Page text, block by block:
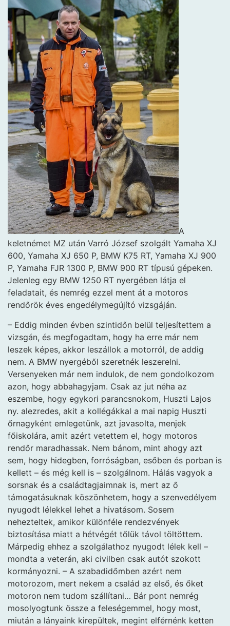
A
keletnémet MZ után Varró József szolgált Yamaha XJ
600, Yamaha XJ 650 P, BMW K75 RT, Yamaha XJ 900
P, Yamaha FJR 1300 P, BMW 900 RT típusú gépeken.
Jelenleg egy BMW 1250 RT nyergében látja el
feladatait, és nemrég ezzel ment át a motoros
rendőrök éves engedélymegújító vizsgáján.
– Eddig minden évben szintidőn belül teljesítettem a
vizsgán, és megfogadtam, hogy ha erre már nem
leszek képes, akkor leszállok a motorról, de addig
nem. A BMW nyergéből szeretnék leszerelni.
Versenyeken már nem indulok, de nem gondolkozom
azon, hogy abbahagyjam. Csak az jut néha az
eszembe, hogy egykori parancsnokom, Huszti Lajos
ny. alezredes, akit a kollégákkal a mai napig Huszti
őrnagyként emlegetünk, azt javasolta, menjek
főiskolára, amit azért vetettem el, hogy motoros
rendőr maradhassak. Nem bánom, mint ahogy azt
sem, hogy hidegben, forróságban, esőben és porban is
kellett – és még kell is – szolgálnom. Hálás vagyok a
sorsnak és a családtagjaimnak is, mert az ő
támogatásuknak köszönhetem, hogy a szenvedélyem
nyugodt lélekkel lehet a hivatásom. Sosem
nehezteltek, amikor különféle rendezvények
biztosítása miatt a hétvégét tőlük távol töltöttem.
Márpedig ehhez a szolgálathoz nyugodt lélek kell –
mondta a veterán, aki civilben csak autót szokott
kormányozni. – A szabadidőmben azért nem
motorozom, mert nekem a család az első, és őket
motoron nem tudom szállítani… Bár pont nemrég
mosolyogtunk össze a feleségemmel, hogy most,
miután a lányaink kirepültek, megint elférnénk ketten